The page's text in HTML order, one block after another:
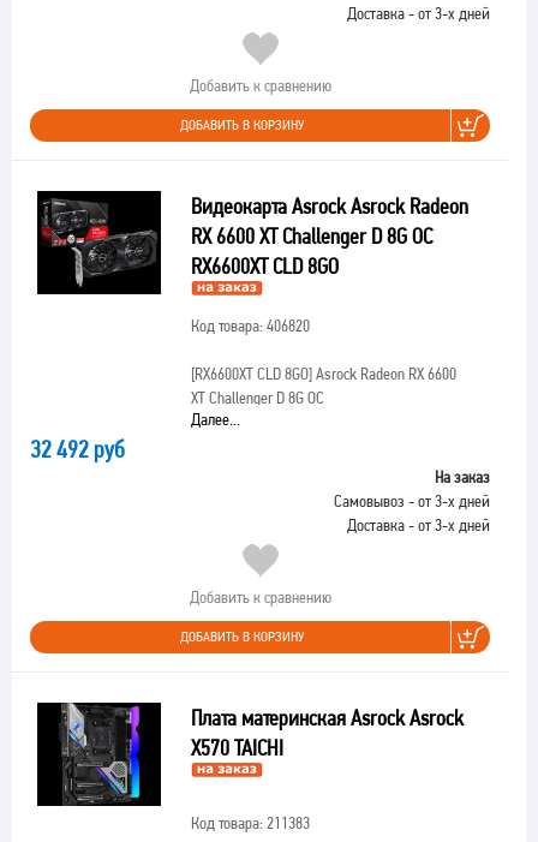
Доставка - от 3-х дней
Добавить к сравнению
ДОБАВИТЬ В КОРЗИНУ
Видеокарта Asrock Asrock Radeon
RX 6600 XT Challenger D 8G OC
RX6600XT CLD 8GO
Код товара: 406820
[RX6600XT CLD 8GO]Asrock Radeon RX 6600
XT Challenger D 8G OC
Далее...
32 492 руб
На заказ
Самовывоз - от 3-х дней
Доставка - от 3-х дней
Добавить к сравнению
ДОБАВИТЬ В КОРЗИНУ
Плата материнская Asrock Asrock
X570 TAICHI
Код товара: 211383